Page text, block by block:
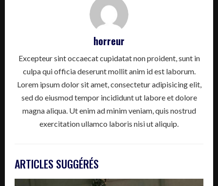
horreur
Excepteur sint occaecat cupidatat non proident, sunt in
culpa qui officia deserunt mollit anim id est laborum.
Lorem ipsum dolor sit amet, consectetur adipisicing elit,
sed do eiusmod tempor incididunt ut labore et dolore
magna aliqua. Ut enim ad minim veniam, quis nostrud
exercitation ullamco laboris nisi ut aliquip.
ARTICLES SUGGÉRÉS